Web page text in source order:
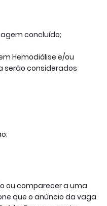
concluído;
Hemodiálise e/ou
serão considerados
ou comparecer a uma
que o anúncio da vaga